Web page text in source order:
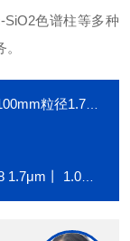
SiO2色谱柱等多种
粒径1.7μm
丨 1.0X100mm